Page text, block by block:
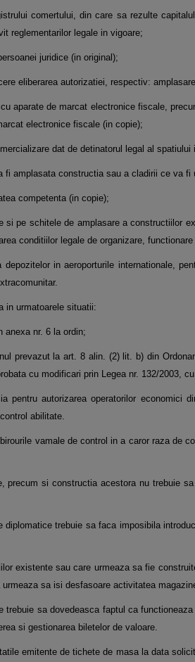
comertului, din care sa rezulte
reglementarilor legale in vigoare;
juridice (in original);
eliberarea autorizatiei, respectiv:
aparate de marcat electronice fiscale,
electronice fiscale (in copie);
dat de detinatorul legal al
fi amplasata constructia sau a cladirii ce va
competenta (in copie);
si pe schitele de amplasare a constructiilor
conditiilor legale de organizare,
in aeroporturile internationale,
in urmatoarele situatii:
anexa nr. 6 la ordin;
prevazut la art. 8 alin. (2) lit. b) din
cu modificari prin Legea nr. 132/2003,
pentru autorizarea operatorilor economici
abilitate.
vamale de control in a caror raza de
precum si constructia acestora nu trebuie
diplomatice trebuie sa faca imposibila
existente sau care urmeaza sa fie
sa isi desfasoare activitatea
trebuie sa dovedeasca faptul ca
si gestionarea biletelor de valoare.
emitente de tichete de masa la data